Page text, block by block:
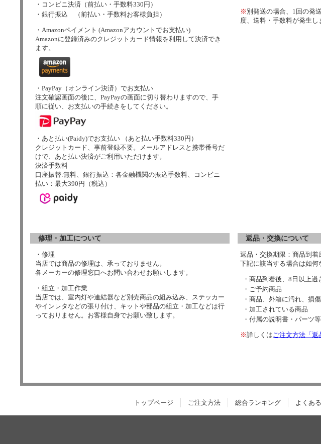
・コンビニ決済（前払い・手数料330円）
・銀行振込 （前払い・手数料お客様負担）
・Amazonペイメント (Amazonアカウントでお支払い)
Amazonに登録済みのクレジットカード情報を利用して決済でき
ます。
・PayPay（オンライン決済）でお支払い
注文確認画面の後に、PayPayの画面に切り替わりますので、手
順に従い、お支払いの手続きをしてください。
・あと払い(Paidy)でお支払い （あと払い手数料330円）
クレジットカード、事前登録不要。メールアドレスと携帯番号だ
けで、あと払い決済がご利用いただけます。
決済手数料
口座振替:無料、銀行振込：各金融機関の振込手数料、コンビニ
払い：最大390円（税込）
※ 別発送の場合、1回の発
度、送料・手数料が発生し
修理・加工について
・修理
当店では商品の修理は、承っておりません。
各メーカーの修理窓口へお問い合わせお願いします。
・組立・加工作業
当店では、室内灯や連結器など別売商品の組み込み、ステッカー
やインレタなどの張り付け、キットや部品の組立・加工などは行
っておりません。お客様自身でお願い致します。
返品・交換について
返品・交換期限：商品到着
下記に該当する場合は如何
・商品到着後、8日以上過
・ご予約商品
・商品、外箱に汚れ、損
・加工されている商品
・付属の説明書・パーツ
※詳しくはご注文方法「返
トップページ ご注文方法 総合ランキング よくあ